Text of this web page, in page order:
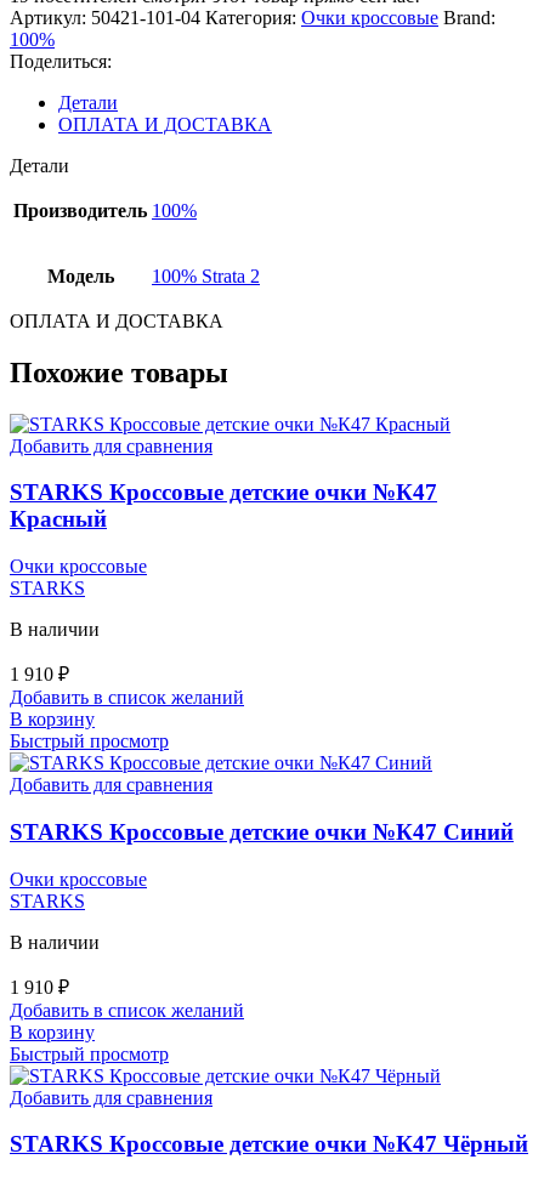
Артикул: 50421-101-04 Категория: Очки кроссовые Brand:
100%
Поделиться:
Детали
ОПЛАТА И ДОСТАВКА
Детали
Производитель 100%
Модель 100% Strata 2
ОПЛАТА И ДОСТАВКА
Похожие товары
Добавить для сравнения
STARKS Кроссовые детские очки №К47
Красный
Очки кроссовые
STARKS
В наличии
1 910 ₽
Добавить в список желаний
В корзину
Быстрый просмотр
Добавить для сравнения
STARKS Кроссовые детские очки №К47 Синий
Очки кроссовые
STARKS
В наличии
1 910 ₽
Добавить в список желаний
В корзину
Быстрый просмотр
Добавить для сравнения
STARKS Кроссовые детские очки №К47 Чёрный